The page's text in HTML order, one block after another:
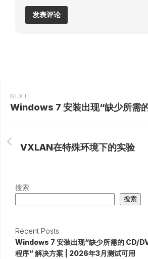
NEXT
VXLAN在特殊环境下的实验
搜索
搜索
Recent Posts
Windows 7 安装出现“缺少所需的 CD/
程序” 解决方案 | 2026年3月测试可用